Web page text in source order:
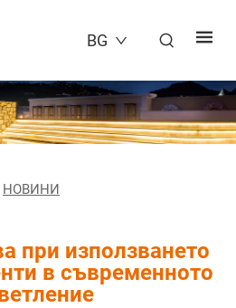
BG
НОВИНИ
при използването
в съвременното